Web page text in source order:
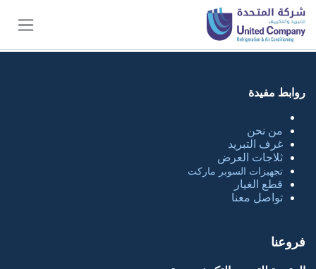
تخطي للذهاب إلى المحتوى
روابط مفيدة
من نحن
غرف التبريد
ثلاجات العرض
تجهيزات السوبر ماركت
قطع الغيار
تواصل معنا
فروعنا